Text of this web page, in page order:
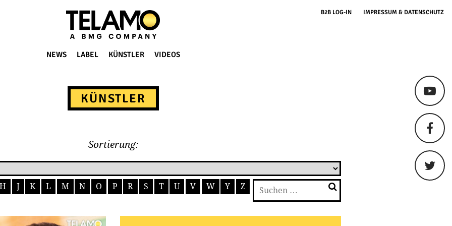
NEWS LABEL KÜNSTLER VIDEOS
B2B LOG-IN IMPRESSUM & DATENSCHUTZ
KÜNSTLER
Sortierung:
H J K L M N O P R S T U V W Y Z
Suchen